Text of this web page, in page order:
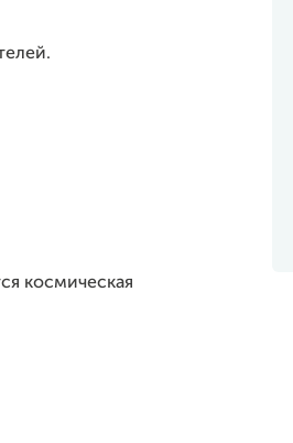
космическая